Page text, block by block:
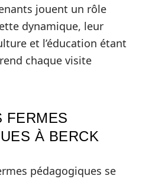
jouent un rôle
dynamique, leur
et l’éducation étant
chaque visite
FERMES
À BERCK
pédagogiques se